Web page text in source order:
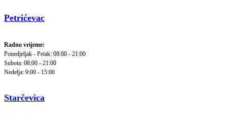
Petrićevac
Radno vrijeme:
Ponedjeljak - Petak: 08:00 - 21:00
Subota: 08:00 - 21:00
Nedelja: 9:00 - 15:00
Starčevica